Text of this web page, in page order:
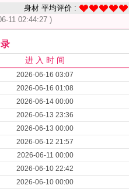
身材 平均评价 :
11 02:44:27 )
进 入 时 间
2026-06-16 03:07
2026-06-16 01:08
2026-06-14 00:00
2026-06-13 23:36
2026-06-13 00:00
2026-06-12 21:57
2026-06-11 00:00
2026-06-10 22:42
2026-06-10 00:00